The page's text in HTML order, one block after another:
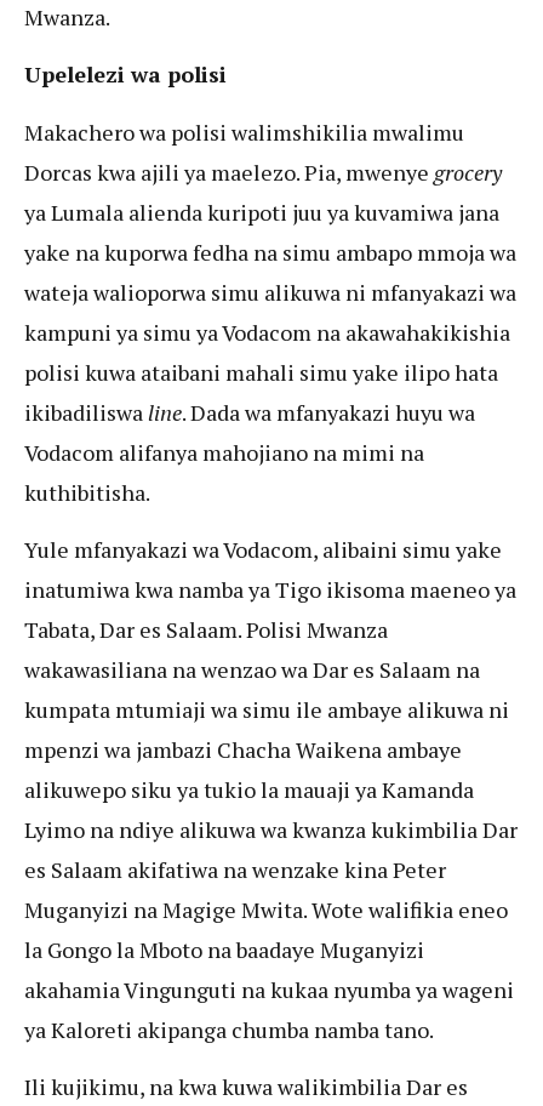
Mwanza.
Upelelezi wa polisi
Makachero wa polisi walimshikilia mwalimu
Dorcas kwa ajili ya maelezo. Pia, mwenye grocery
ya Lumala alienda kuripoti juu ya kuvamiwa jana
yake na kuporwa fedha na simu ambapo mmoja wa
wateja walioporwa simu alikuwa ni mfanyakazi wa
kampuni ya simu ya Vodacom na akawahakikishia
polisi kuwa ataibani mahali simu yake ilipo hata
ikibadiliswa line. Dada wa mfanyakazi huyu wa
Vodacom alifanya mahojiano na mimi na
kuthibitisha.
Yule mfanyakazi wa Vodacom, alibaini simu yake
inatumiwa kwa namba ya Tigo ikisoma maeneo ya
Tabata, Dar es Salaam. Polisi Mwanza
wakawasiliana na wenzao wa Dar es Salaam na
kumpata mtumiaji wa simu ile ambaye alikuwa ni
mpenzi wa jambazi Chacha Waikena ambaye
alikuwepo siku ya tukio la mauaji ya Kamanda
Lyimo na ndiye alikuwa wa kwanza kukimbilia Dar
es Salaam akifatiwa na wenzake kina Peter
Muganyizi na Magige Mwita. Wote walifikia eneo
la Gongo la Mboto na baadaye Muganyizi
akahamia Vingunguti na kukaa nyumba ya wageni
ya Kaloreti akipanga chumba namba tano.
Ili kujikimu, na kwa kuwa walikimbilia Dar es